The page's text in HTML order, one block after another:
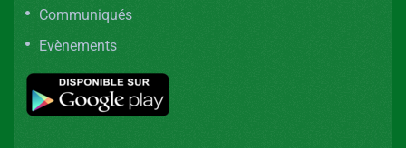
Communiqués
Evènements